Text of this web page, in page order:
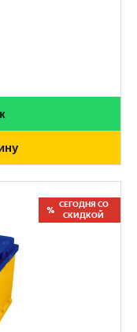
СЕГОДНЯ СО
СКИДКОЙ